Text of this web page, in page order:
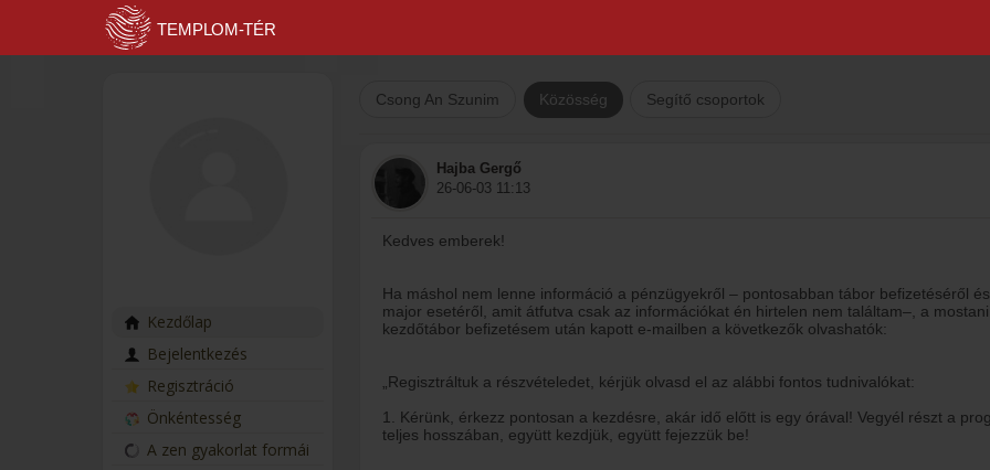
Kezdőlap
Bejelentkezés
Regisztráció
Önkéntesség
A zen gyakorlat formái
Csong An Szunim Közösség Segítő csoportok
Hajba Gergő
26-06-03 11:13
Kedves emberek!
Ha máshol nem lenne információ a pénzügyekről – pontosabban tábor befizetéséről
major esetéről, amit átfutva csak az információkat én hirtelen nem találtam–, a mostani
kezdőtábor befizetésem után kapott e-mailben a következők olvashatók:
„Regisztráltuk a részvételedet, kérjük olvasd el az alábbi fontos tudnivalókat:
1. Kérünk, érkezz pontosan a kezdésre, akár idő előtt is egy órával! Vegyél részt a
teljes hosszában, együtt kezdjük, együtt fejezzük be!